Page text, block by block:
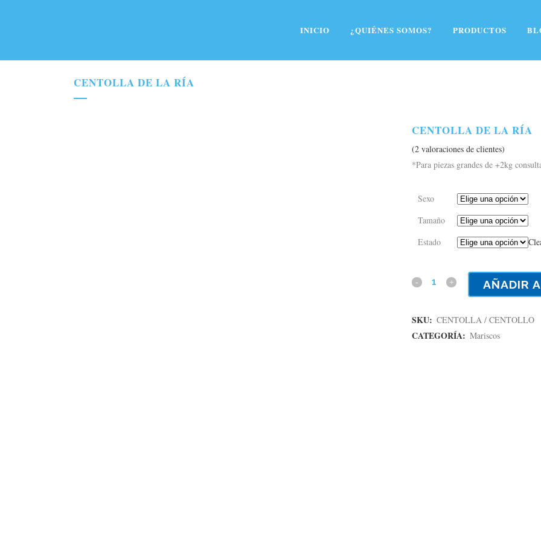
INICIO ¿QUIÉNES SOMOS? PRODUCTOS
CENTOLLA DE LA RÍA
CENTOLLA DE LA RÍA
(2 valoraciones de clientes)
*Para piezas grandes de +2kg
Sexo
Tamaño
Estado
AÑADIR
SKU: CENTOLLA / CENTOLLO
CATEGORÍA: Mariscos